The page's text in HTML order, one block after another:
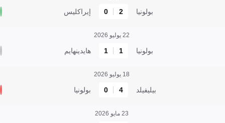
بولونيا 2
0 إيراكليس
22 يوليو 2026
بولونيا 1
1 هايدينهايم
18 يوليو 2026
بيليفيلد 4
0 بولونيا
23 مايو 2026